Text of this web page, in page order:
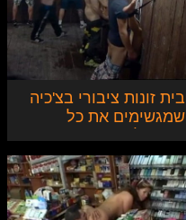
בית זונות ציבורי בצ'כיה
שמגשימים את כל